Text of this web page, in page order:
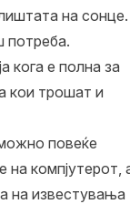
на сонце.
потреба.
кога е полна за
кои трошат и
повеќе
на компјутерот,
на известувања